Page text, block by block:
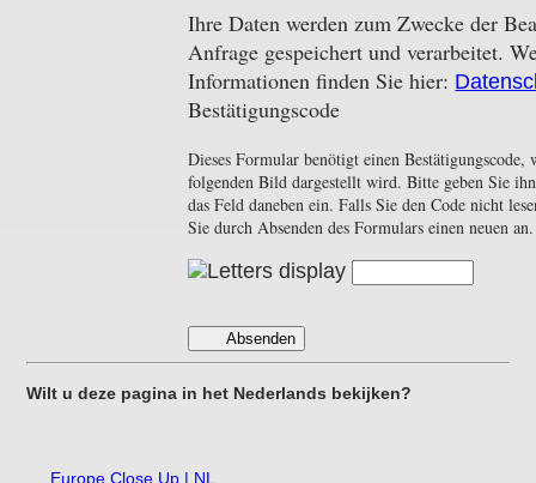
Ihre Daten werden zum Zwecke der
Anfrage gespeichert und verarbeitet.
Informationen finden Sie hier:
Bestätigungscode
Dieses Formular benötigt einen Bestätigungscode,
folgenden Bild dargestellt wird. Bitte geben Sie
das Feld daneben ein. Falls Sie den Code nicht
Sie durch Absenden des Formulars einen neuen an.
Absenden
Wilt u deze pagina in het Nederlands bekijken?
Europe Close Up | NL